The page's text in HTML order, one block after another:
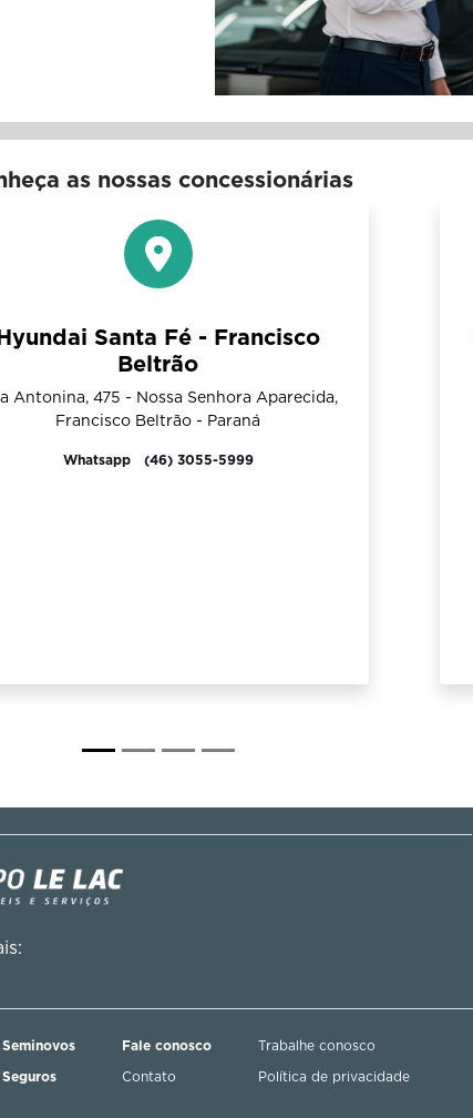
as nossas concessionárias
Santa Fé - Francisco
Beltrão
Antonina, 475 - Nossa Senhora Aparecida,
Francisco Beltrão - Paraná
Whatsapp (46) 3055-5999
Seminovos
Seguros
Fale conosco
Contato
Trabalhe conosco
Política de privacidade